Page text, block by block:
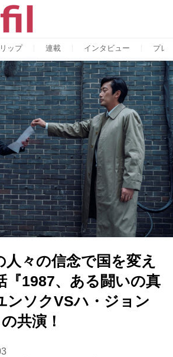
ップ 連載 インタビュー プレ
人々の信念で国を変え
『1987、ある闘いの真
ンソクVSハ・ジョン
共演！